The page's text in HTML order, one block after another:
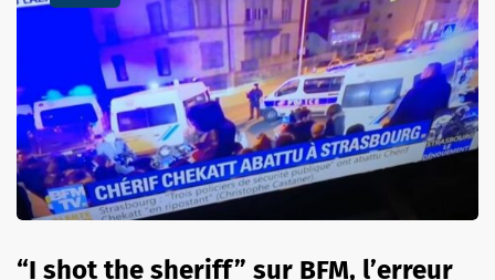
“I shot the sheriff” sur BFM, l’erreur